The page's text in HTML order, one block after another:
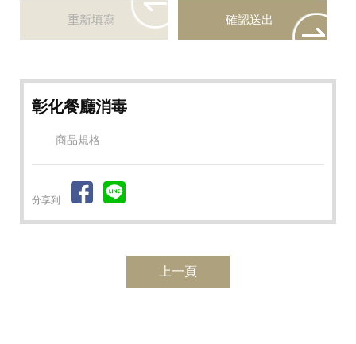
彰化餐廳消毒
商品規格
分享到
上一頁